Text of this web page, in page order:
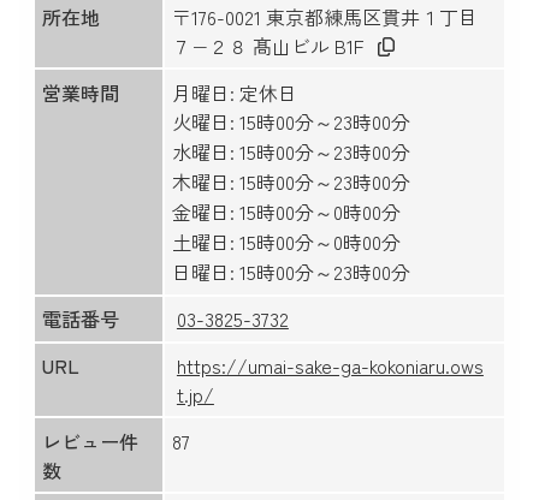
所在地
〒176-0021 東京都練馬区貫井１丁目
７−２８ 髙山ビル B1F
営業時間
月曜日: 定休日
火曜日: 15時00分～23時00分
水曜日: 15時00分～23時00分
木曜日: 15時00分～23時00分
金曜日: 15時00分～0時00分
土曜日: 15時00分～0時00分
日曜日: 15時00分～23時00分
電話番号
03-3825-3732
URL
https://umai-sake-ga-kokoniaru.ows
t.jp/
レビュー件
数
87